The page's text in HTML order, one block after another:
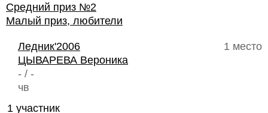
Средний приз №2
Малый приз, любители
1 место
Ледник'2006
ЦЫВАРЕВА Вероника
- / -
чв
1 участник